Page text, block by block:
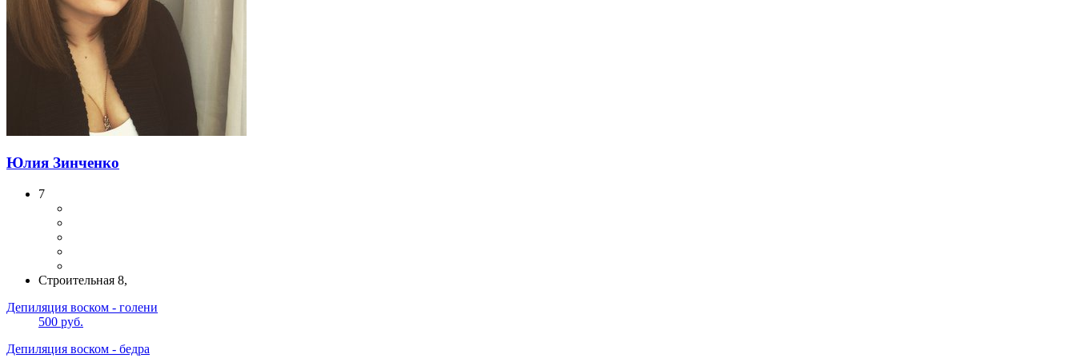
Юлия Зинченко
7
Строительная 8,
Депиляция воском - голени
500 руб.
Депиляция воском - бедра